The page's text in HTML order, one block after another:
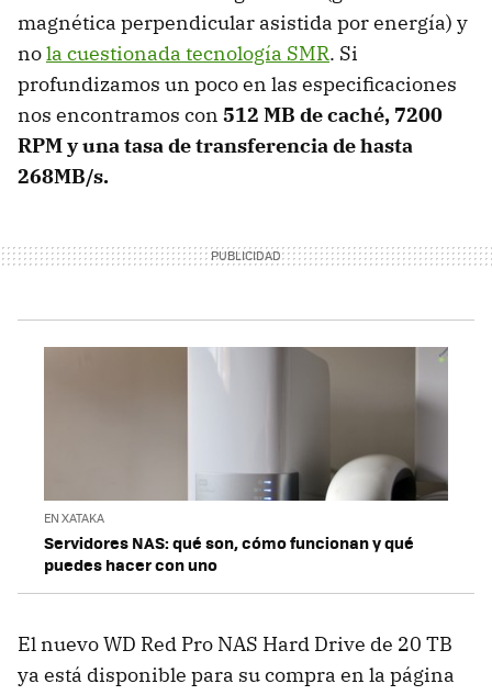
magnética perpendicular asistida por energía) y
nola cuestionada tecnología SMR. Si
profundizamos un poco en las especificaciones
nos encontramos con 512 MB de caché, 7200
RPM y una tasa de transferencia de hasta
268MB/s.
EN XATAKA
Servidores NAS: qué son, cómo funcionan y qué
puedes hacer con uno
El nuevo WD Red Pro NAS Hard Drive de 20 TB
ya está disponible para su compra en la página